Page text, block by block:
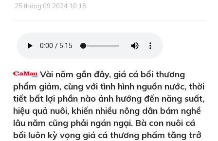
25 tháng 09 2024 10:18
Vài năm gần đây, giá cá bổi thương
phẩm giảm, cùng với tình hình nguồn nước, thời
tiết bất lợi phần nào ảnh hưởng đến năng suất,
hiệu quả nuôi, khiến nhiều nông dân bám nghề
lâu năm cũng phải ngán ngại. Bà con nuôi cá
bổi luôn kỳ vọng giá cá thương phẩm tăng trở